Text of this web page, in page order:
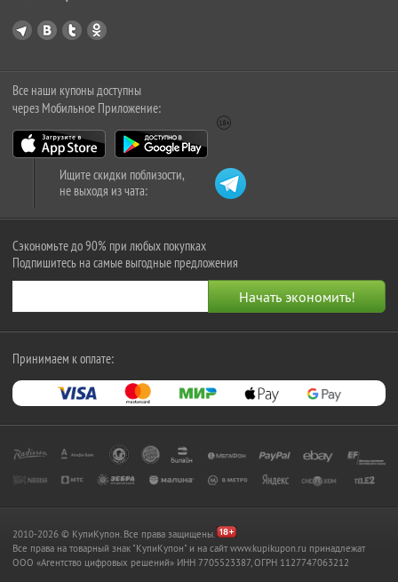
Все наши купоны доступны
через Мобильное Приложение:
Ищите скидки поблизости,
не выходя из чата:
Сэкономьте до 90% при любых покупках
Подпишитесь на самые выгодные предложения
Принимаем к оплате:
2010-2026 © КупиКупон. Все права защищены.
Все права на товарный знак "КупиКупон" и на сайт www.kupikupon.ru принадлежат
OOO «Агентство цифровых решений» ИНН 7705523387, ОГРН 1127747063212